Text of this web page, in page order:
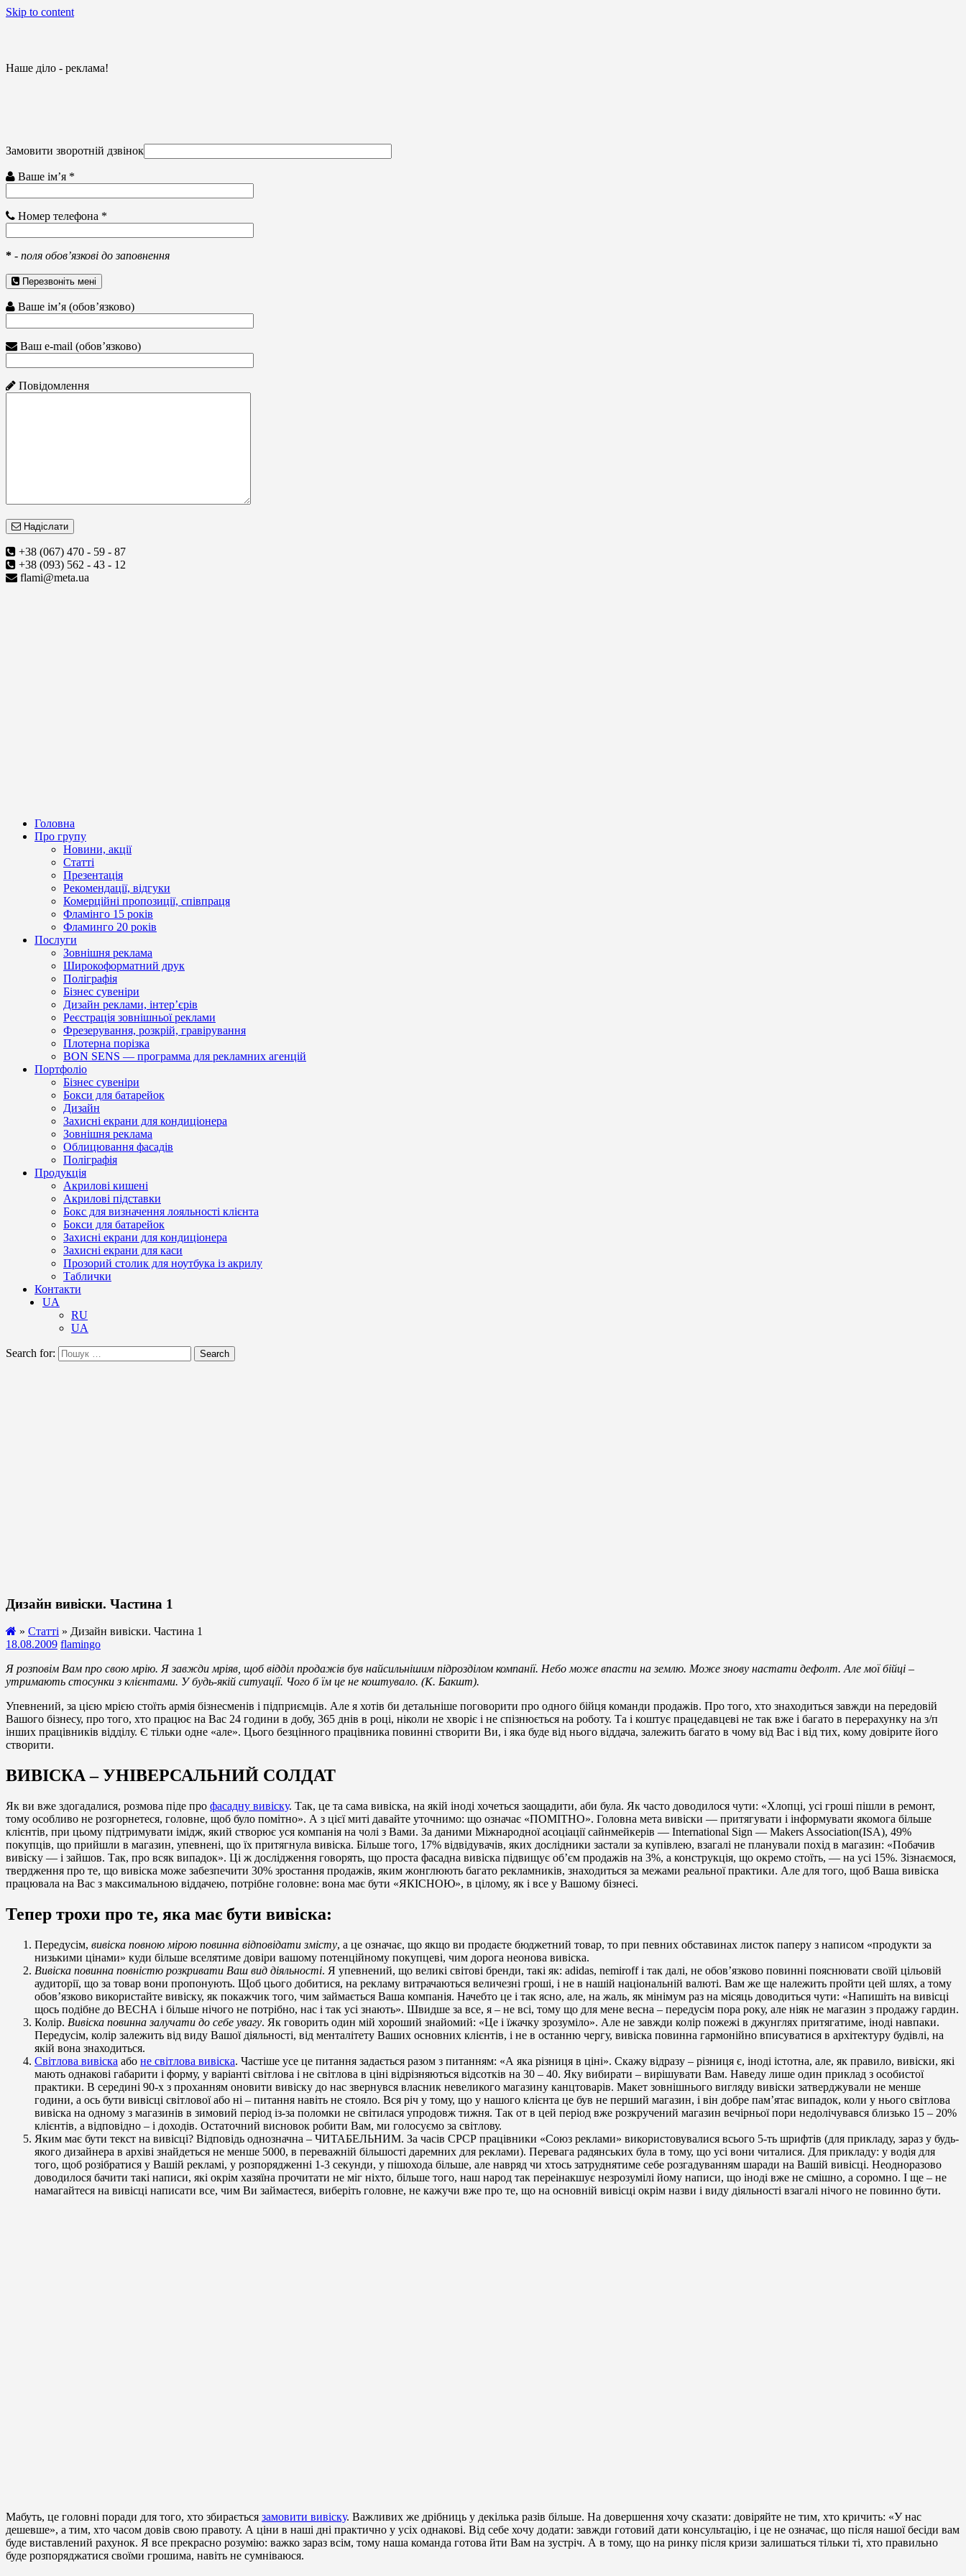
Skip to content
Наше діло - реклама!
Замовити зворотній дзвінок
Ваше ім’я *
Номер телефона *
* - поля обов’язкові до заповнення
Перезвоніть мені
Ваше ім’я (обов’язково)
Ваш e-mail (обов’язково)
Повідомлення
Надіслати
+38 (067) 470 - 59 - 87
+38 (093) 562 - 43 - 12
flami@meta.ua
Головна
Про групу
Новини, акції
Статті
Презентація
Рекомендації, відгуки
Комерційні пропозиції, співпраця
Фламінго 15 років
Фламинго 20 років
Послуги
Зовнішня реклама
Широкоформатний друк
Поліграфія
Бізнес сувеніри
Дизайн реклами, інтер’єрів
Реєстрація зовнішньої реклами
Фрезерування, розкрій, гравірування
Плотерна порізка
BON SENS — программа для рекламних агенцій
Портфоліо
Бізнес сувеніри
Бокси для батарейок
Дизайн
Захисні екрани для кондиціонера
Зовнішня реклама
Облицювання фасадів
Поліграфія
Продукція
Акрилові кишені
Акрилові підставки
Бокс для визначення лояльності клієнта
Бокси для батарейок
Захисні екрани для кондиціонера
Захисні екрани для каси
Прозорий столик для ноутбука із акрилу
Таблички
Контакти
UA
RU
UA
Search for: Search
Дизайн вивіски. Частина 1
» Статті » Дизайн вивіски. Частина 1
18.08.2009 flamingo
Я розповім Вам про свою мрію. Я завжди мріяв, щоб відділ продажів був найсильнішим підрозділом компанії. Небо може впасти на землю. Може знову настати дефолт. Але мої бійці –
утримають стосунки з клієнтами. У будь-якій ситуації. Чого б їм це не коштувало. (К. Бакшт).
Упевнений, за цією мрією стоїть армія бізнесменів і підприємців. Але я хотів би детальніше поговорити про одного бійця команди продажів. Про того, хто знаходиться завжди на передовій
Вашого бізнесу, про того, хто працює на Вас 24 години в добу, 365 днів в році, ніколи не хворіє і не спізнюється на роботу. Та і коштує працедавцеві не так вже і багато в перерахунку на з/п
інших працівників відділу. Є тільки одне «але». Цього безцінного працівника повинні створити Ви, і яка буде від нього віддача, залежить багато в чому від Вас і від тих, кому довірите його
створити.
ВИВІСКА – УНІВЕРСАЛЬНИЙ СОЛДАТ
Як ви вже здогадалися, розмова піде про фасадну вивіску. Так, це та сама вивіска, на якій іноді хочеться заощадити, аби була. Як часто доводилося чути: «Хлопці, усі гроші пішли в ремонт,
тому особливо не розгорнетеся, головне, щоб було помітно». А з цієї миті давайте уточнимо: що означає «ПОМІТНО». Головна мета вивіски — притягувати і інформувати якомога більше
клієнтів, при цьому підтримувати імідж, який створює уся компанія на чолі з Вами. За даними Міжнародної асоціації сайнмейкерів — International Sign — Makers Association(ISA), 49%
покупців, що прийшли в магазин, упевнені, що їх притягнула вивіска. Більше того, 17% відвідувачів, яких дослідники застали за купівлею, взагалі не планували похід в магазин: «Побачив
вивіску — і зайшов. Так, про всяк випадок». Ці ж дослідження говорять, що проста фасадна вивіска підвищує об’єм продажів на 3%, а конструкція, що окремо стоїть, — на усі 15%. Зізнаємося,
твердження про те, що вивіска може забезпечити 30% зростання продажів, яким жонглюють багато рекламників, знаходиться за межами реальної практики. Але для того, щоб Ваша вивіска
працювала на Вас з максимальною віддачею, потрібне головне: вона має бути «ЯКІСНОЮ», в цілому, як і все у Вашому бізнесі.
Тепер трохи про те, яка має бути вивіска:
Передусім, вивіска повною мірою повинна відповідати змісту, а це означає, що якщо ви продаєте бюджетний товар, то при певних обставинах листок паперу з написом «продукти за
низькими цінами» куди більше вселятиме довіри вашому потенційному покупцеві, чим дорога неонова вивіска.
Вивіска повинна повністю розкривати Ваш вид діяльності. Я упевнений, що великі світові бренди, такі як: adidas, nemiroff і так далі, не обов’язково повинні пояснювати своїй цільовій
аудиторії, що за товар вони пропонують. Щоб цього добитися, на рекламу витрачаються величезні гроші, і не в нашій національній валюті. Вам же ще належить пройти цей шлях, а тому
обов’язково використайте вивіску, як покажчик того, чим займається Ваша компанія. Начебто це і так ясно, але, на жаль, як мінімум раз на місяць доводиться чути: «Напишіть на вивісці
щось подібне до ВЕСНА і більше нічого не потрібно, нас і так усі знають». Швидше за все, я – не всі, тому що для мене весна – передусім пора року, але ніяк не магазин з продажу гардин.
Колір. Вивіска повинна залучати до себе увагу. Як говорить один мій хороший знайомий: «Це і їжачку зрозуміло». Але не завжди колір пожежі в джунглях притягатиме, іноді навпаки.
Передусім, колір залежить від виду Вашої діяльності, від менталітету Ваших основних клієнтів, і не в останню чергу, вивіска повинна гармонійно вписуватися в архітектуру будівлі, на
якій вона знаходиться.
Світлова вивіска або не світлова вивіска. Частіше усе це питання задається разом з питанням: «А яка різниця в ціні». Скажу відразу – різниця є, іноді істотна, але, як правило, вивіски, які
мають однакові габарити і форму, у варіанті світлова і не світлова в ціні відрізняються відсотків на 30 – 40. Яку вибирати – вирішувати Вам. Наведу лише один приклад з особистої
практики. В середині 90-х з проханням оновити вивіску до нас звернувся власник невеликого магазину канцтоварів. Макет зовнішнього вигляду вивіски затверджували не менше
години, а ось бути вивісці світлової або ні – питання навіть не стояло. Вся річ у тому, що у нашого клієнта це був не перший магазин, і він добре пам’ятає випадок, коли у нього світлова
вивіска на одному з магазинів в зимовий період із-за поломки не світилася упродовж тижня. Так от в цей період вже розкручений магазин вечірньої пори недолічувався близько 15 – 20%
клієнтів, а відповідно – і доходів. Остаточний висновок робити Вам, ми голосуємо за світлову.
Яким має бути текст на вивісці? Відповідь однозначна – ЧИТАБЕЛЬНИМ. За часів СРСР працівники «Союз реклами» використовувалися всього 5-ть шрифтів (для прикладу, зараз у будь-
якого дизайнера в архіві знайдеться не менше 5000, в переважній більшості даремних для реклами). Перевага радянських була в тому, що усі вони читалися. Для прикладу: у водія для
того, щоб розібратися у Вашій рекламі, у розпорядженні 1-3 секунди, у пішохода більше, але навряд чи хтось затруднятиме себе розгадуванням шаради на Вашій вивісці. Неодноразово
доводилося бачити такі написи, які окрім хазяїна прочитати не міг ніхто, більше того, наш народ так переінакшує незрозумілі йому написи, що іноді вже не смішно, а соромно. І ще – не
намагайтеся на вивісці написати все, чим Ви займаєтеся, виберіть головне, не кажучи вже про те, що на основній вивісці окрім назви і виду діяльності взагалі нічого не повинно бути.
Мабуть, це головні поради для того, хто збирається замовити вивіску. Важливих же дрібниць у декілька разів більше. На довершення хочу сказати: довіряйте не тим, хто кричить: «У нас
дешевше», а тим, хто часом довів свою правоту. А ціни в наші дні практично у усіх однакові. Від себе хочу додати: завжди готовий дати консультацію, і це не означає, що після нашої бесіди вам
буде виставлений рахунок. Я все прекрасно розумію: важко зараз всім, тому наша команда готова йти Вам на зустріч. А в тому, що на ринку після кризи залишаться тільки ті, хто правильно
буде розпоряджатися своїми грошима, навіть не сумніваюся.